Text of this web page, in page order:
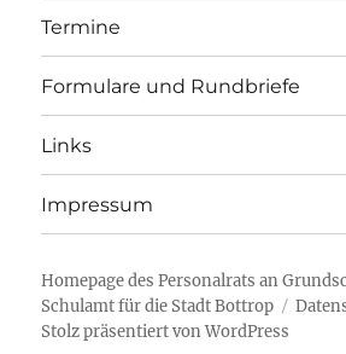
Termine
Formulare und Rundbriefe
Links
Impressum
Homepage des Personalrats an
Schulamt für die Stadt Bottrop
Stolz präsentiert von WordPress